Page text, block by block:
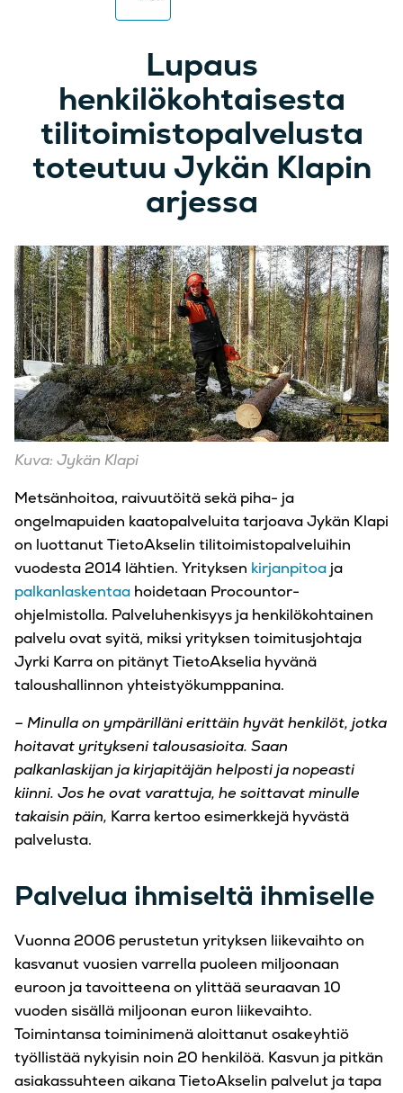
Lupaus
henkilökohtaisesta
tilitoimistopalvelusta
toteutuu Jykän Klapin
arjessa
Kuva: Jykän Klapi
Metsänhoitoa, raivuutöitä sekä piha- ja
ongelmapuiden kaatopalveluita tarjoava Jykän Klapi
on luottanut TietoAkselin tilitoimistopalveluihin
vuodesta 2014 lähtien. Yrityksen kirjanpitoa ja
palkanlaskentaa hoidetaan Procountor-
ohjelmistolla. Palveluhenkisyys ja henkilökohtainen
palvelu ovat syitä, miksi yrityksen toimitusjohtaja
Jyrki Karra on pitänyt TietoAkselia hyvänä
taloushallinnon yhteistyökumppanina.
– Minulla on ympärilläni erittäin hyvät henkilöt, jotka
hoitavat yritykseni talousasioita. Saan
palkanlaskijan ja kirjapitäjän helposti ja nopeasti
kiinni. Jos he ovat varattuja, he soittavat minulle
takaisin päin, Karra kertoo esimerkkejä hyvästä
palvelusta.
Palvelua ihmiseltä ihmiselle
Vuonna 2006 perustetun yrityksen liikevaihto on
kasvanut vuosien varrella puoleen miljoonaan
euroon ja tavoitteena on ylittää seuraavan 10
vuoden sisällä miljoonan euron liikevaihto.
Toimintansa toiminimenä aloittanut osakeyhtiö
työllistää nykyisin noin 20 henkilöä. Kasvun ja pitkän
asiakassuhteen aikana TietoAkselin palvelut ja tapa